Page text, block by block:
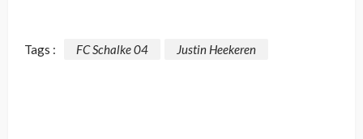
Tags : FC Schalke 04 Justin Heekeren